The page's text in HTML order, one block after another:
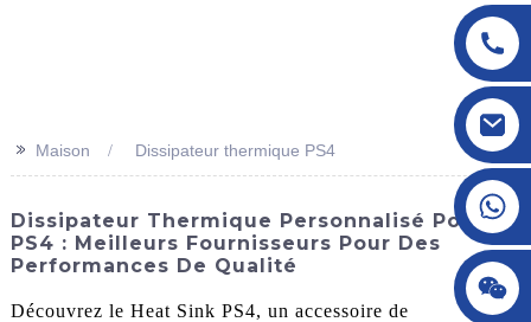
>> Maison Dissipateur thermique PS4
Dissipateur Thermique Personnalisé Pour
PS4 : Meilleurs Fournisseurs Pour Des
Performances De Qualité
Découvrez le Heat Sink PS4, un accessoire de